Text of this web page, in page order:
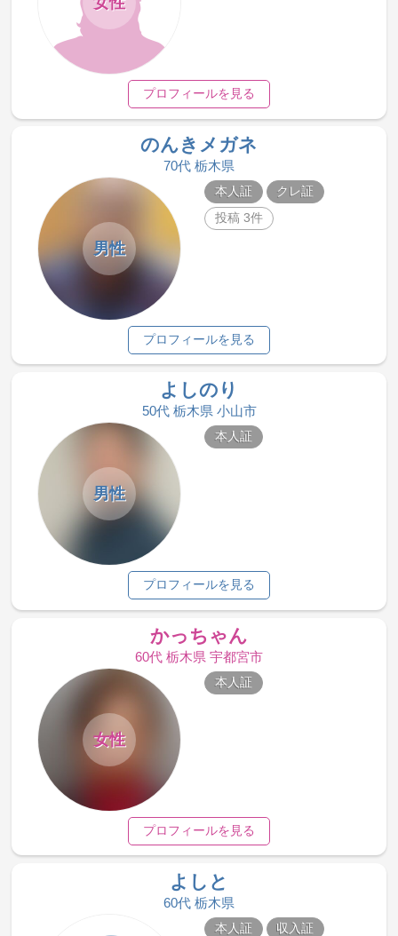
プロフィールを見る
のんきメガネ
70代 栃木県
男性
本人証
クレ証
投稿 3件
プロフィールを見る
よしのり
50代 栃木県 小山市
男性
本人証
プロフィールを見る
かっちゃん
60代 栃木県 宇都宮市
女性
本人証
プロフィールを見る
よしと
60代 栃木県
本人証
収入証